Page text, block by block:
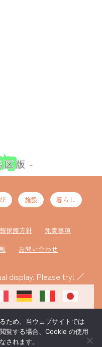
施設 暮らし
保護方針
免責事項
お問い合わせ
display. Please try! ／
ため、当ウェブサイトでは
覧する場合、Cookie の使用
されます。